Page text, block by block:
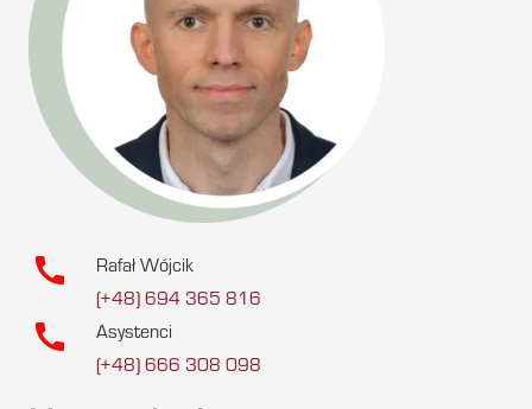
call
Rafał Wójcik
(+48) 694 365 816
call
Asystenci
(+48) 666 308 098